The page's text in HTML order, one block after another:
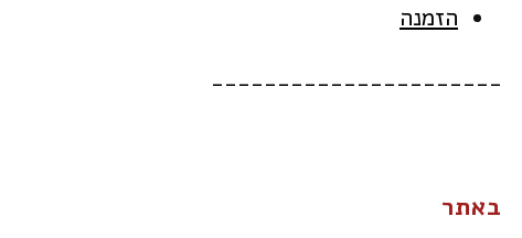
הזמנה
______________________
באתר